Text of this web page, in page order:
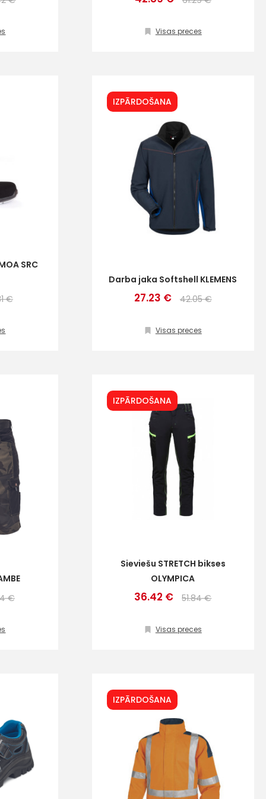
Visas preces
SRC
€
IZPĀRDOŠANA
Darba jaka Softshell KLEMENS
27.23 € 42.05 €
Visas preces
€
IZPĀRDOŠANA
Sieviešu STRETCH bikses
OLYMPICA
36.42 € 51.84 €
Visas preces
IZPĀRDOŠANA
veikala
privātuma politikai
un īpašos piedāvājumus e-